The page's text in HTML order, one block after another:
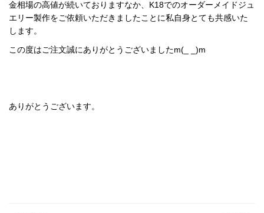
金相場の高値が続いておりますなか、K18でのオーダーメイドジュ
エリー製作をご依頼いただきましたことに私自身とても共感いた
します。
この度はご注文誠にありがとうございましたm(_ _)m
ありがとうございます。